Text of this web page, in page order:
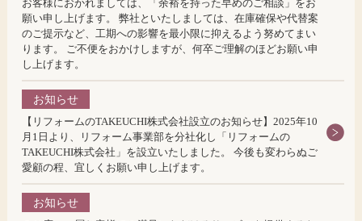
お客様におかれましては、「余裕を持った早めのご相談」をお
願い申し上げます。 弊社といたしましては、在庫確保や代替案
のご提示など、工期への影響を最小限に抑えるよう努めてまい
ります。 ご不便をおかけしますが、何卒ご理解のほどお願い申
し上げます。
お知らせ
【リフォームのTAKEUCHI株式会社設立のお知らせ】2025年10
月1日より、リフォーム事業部を分社化し「リフォームの
TAKEUCHI株式会社」を設立いたしました。 今後も変わらぬご
愛顧の程、宜しくお願い申し上げます。
お知らせ